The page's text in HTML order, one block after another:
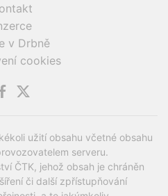
v Drbně
cookies
užití obsahu včetné obsahu
serveru.
ČTK, jehož obsah je chráněn
či další zpřístupňování